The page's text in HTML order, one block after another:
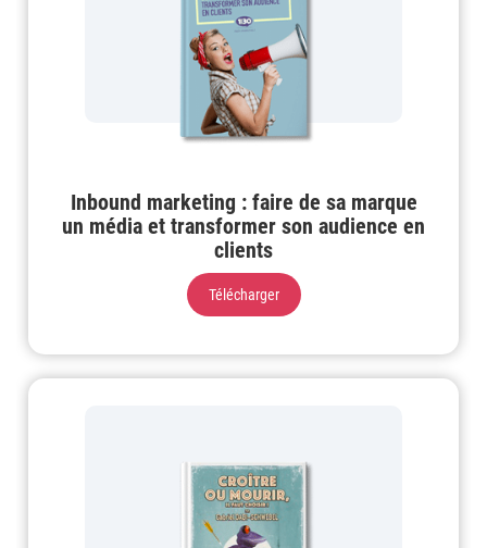
Inbound marketing : faire de sa marque
un média et transformer son audience en
clients
Télécharger